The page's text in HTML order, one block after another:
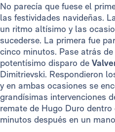
No parecía que fuese el
las festividades navideñas.
un ritmo altísimo y las
sucederse. La primera fue
cinco minutos. Pase atrás de
potentísimo disparo de
Dimitrievski. Respondieron
y en ambas ocasiones se
grandísimas intervenciones
remate de Hugo Duro dentro
minutos después en un